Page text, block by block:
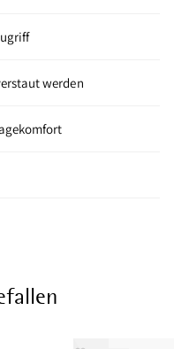
werden